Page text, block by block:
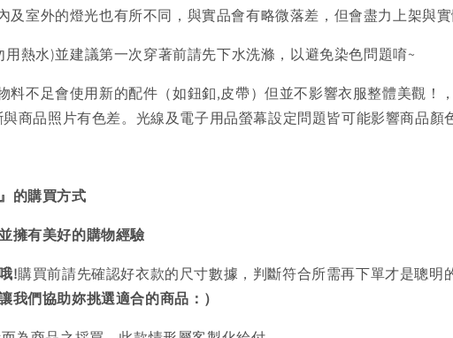
室外的燈光也有所不同，與實品會有略微落差，但會盡力上架與實
熱水)並建議第一次穿著前請先下水洗滌，以避免染色問題唷~
不足會使用新的配件（如鈕釦,皮帶）但並不影響衣服整體美觀！
商品照片有色差。光線及電子用品螢幕設定問題皆可能影響商品顏
的購買方式
擁有美好的購物經驗
!購買前請先確認好衣款的尺寸數據，判斷符合所需再下單才是聰明
我們協助妳挑選適合的商品：）